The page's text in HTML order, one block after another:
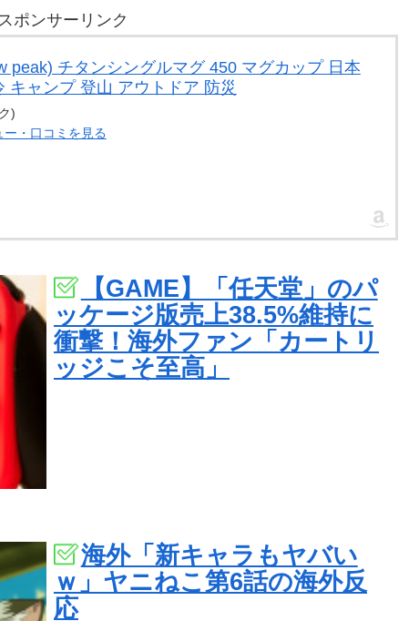
ポンサーリンク
peak) チタンシングルマグ 450 マグカップ 日本
キャンプ 登山 アウトドア 防災
)
・口コミを見る
【GAME】「任天堂」のパ
ッケージ版売上38.5%維持に
衝撃！海外ファン「カートリ
ッジこそ至高」
海外「新キャラもヤバい
ｗ」ヤニねこ第6話の海外反
応